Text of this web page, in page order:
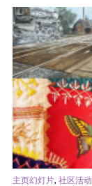
主页幻灯片, 社区活动